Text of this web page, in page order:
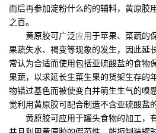
而后再参加淀粉什么的的辅料，黄原
之百。
黄原胶可广泛应用于苹果、菜蔬的
果蔬失水、褐变等现象的发生，因此延
常认为合适而使用包括亚硫酸盐的食物
果蔬，以求延长生菜生果的货架生存的
物错过基色而被使变白并萌生生气的嗅
觉利用黄原胶可配合制造不含亚硫酸盐
黄原胶可应用于罐头食物的加工，有